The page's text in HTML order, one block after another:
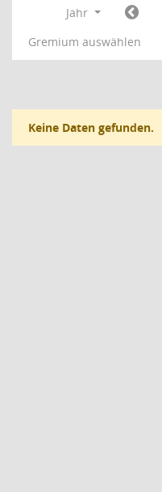
Jahr
Gremium auswählen
Keine Daten gefunden.